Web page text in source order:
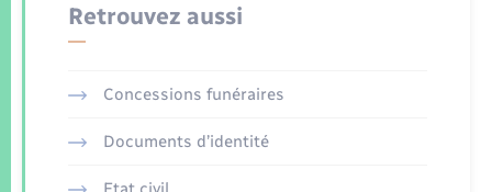
Retrouvez aussi
Concessions funéraires
Documents d’identité